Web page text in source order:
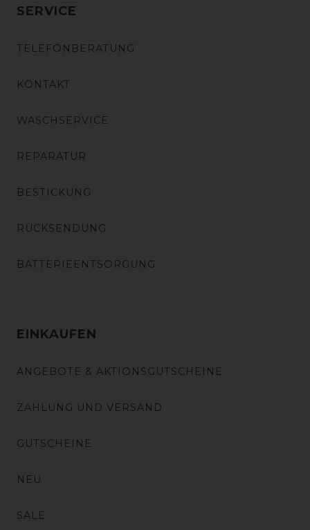
SERVICE
TELEFONBERATUNG
KONTAKT
WASCHSERVICE
REPARATUR
BESTICKUNG
RÜCKSENDUNG
BATTERIEENTSORGUNG
EINKAUFEN
ANGEBOTE & AKTIONSGUTSCHEINE
ZAHLUNG UND VERSAND
GUTSCHEINE
NEU
SALE